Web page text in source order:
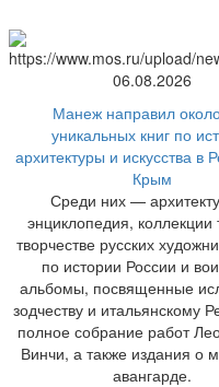
06.08.2026
Манеж направил
уникальных книг по
архитектуры и искусства в
Крым
Среди них —
энциклопедия, коллекции
творчестве русских
по истории России и
альбомы, посвященные
зодчеству и итальянскому
полное собрание работ
Винчи, а также издания о
авангарде.